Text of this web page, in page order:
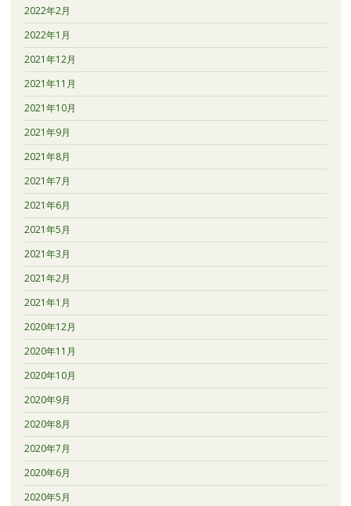
2022年2月
2022年1月
2021年12月
2021年11月
2021年10月
2021年9月
2021年8月
2021年7月
2021年6月
2021年5月
2021年3月
2021年2月
2021年1月
2020年12月
2020年11月
2020年10月
2020年9月
2020年8月
2020年7月
2020年6月
2020年5月